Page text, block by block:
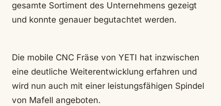
gesamte Sortiment des Unternehmens gezeigt
und konnte genauer begutachtet werden.
Die mobile CNC Fräse von YETI hat inzwischen
eine deutliche Weiterentwicklung erfahren und
wird nun auch mit einer leistungsfähigen Spindel
von Mafell angeboten.